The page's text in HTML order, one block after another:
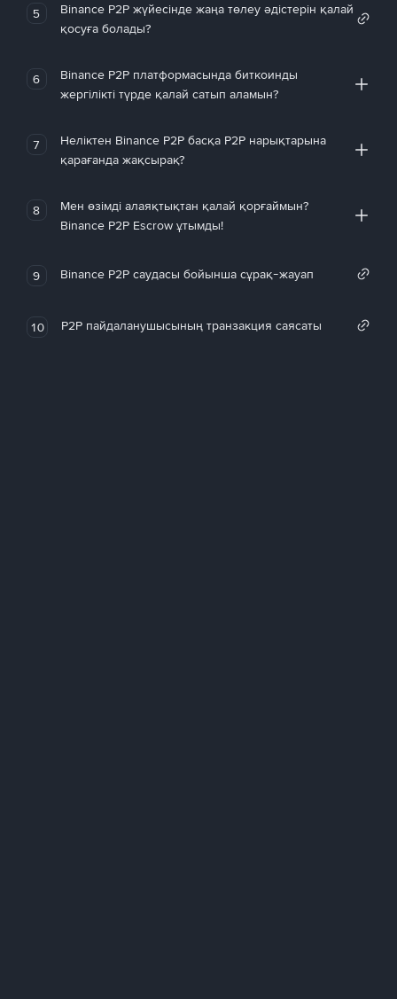
5
Binance P2P жүйесінде жаңа төлеу әдістерін қалай
қосуға болады?
6
Binance P2P платформасында биткоинды
жергілікті түрде қалай сатып аламын?
7
Неліктен Binance P2P басқа P2P нарықтарына
қарағанда жақсырақ?
8
Мен өзімді алаяқтықтан қалай қорғаймын?
Binance P2P Escrow ұтымды!
9 Binance P2P саудасы бойынша сұрақ-жауап
10 P2P пайдаланушысының транзакция саясаты